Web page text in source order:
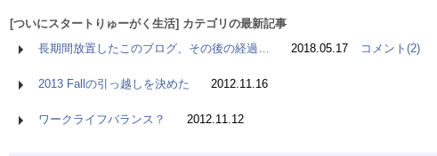
[ついにスタートりゅーがく生活] カテゴリの最新記事
長期間放置したこのブログ、その後の経過…
2018.05.17 コメント(2)
2013 Fallの引っ越しを決めた 2012.11.16
ワークライフバランス？ 2012.11.12